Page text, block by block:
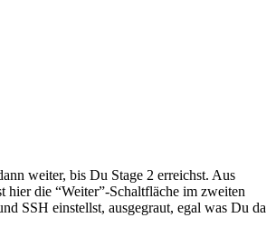
weiter, bis Du Stage 2 erreichst. Aus
hier die “Weiter”-Schaltfläche im zweiten
SSH einstellst, ausgegraut, egal was Du da